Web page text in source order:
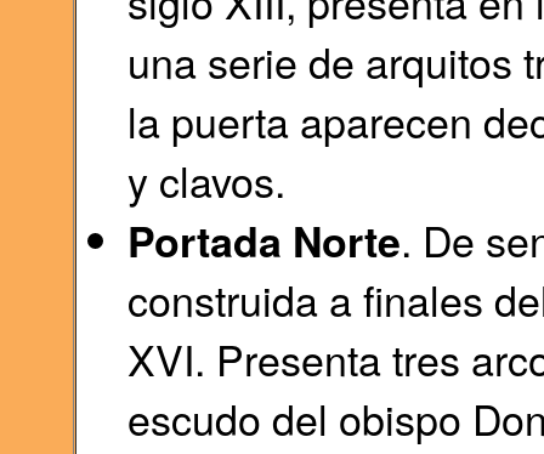
una serie de arquitos
la puerta aparecen
y clavos.
Portada Norte. De
construida a finales
XVI. Presenta tres
escudo del obispo